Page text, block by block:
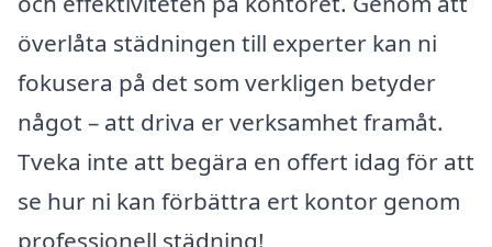
överlåta städningen till experter kan ni
fokusera på det som verkligen betyder
något – att driva er verksamhet framåt.
Tveka inte att begära en offert idag för att
se hur ni kan förbättra ert kontor genom
professionell städning!